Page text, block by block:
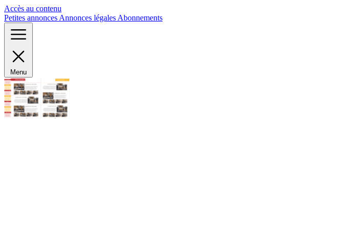
Accès au contenu
Petites annonces Annonces légales Abonnements
Menu
Panneau de gestion des cookies